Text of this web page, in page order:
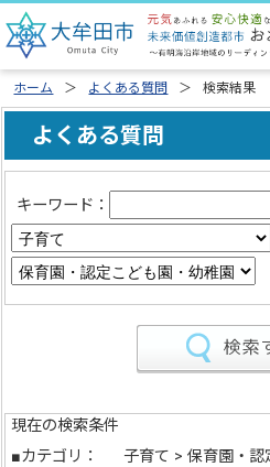
ホーム よくある質問 検索結果
よくある質問
キーワード：
現在の検索条件
■カテゴリ：
子育て > 保育園・